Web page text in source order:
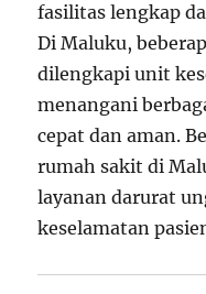
fasilitas lengkap
Di Maluku,
dilengkapi unit
menangani
cepat dan aman.
rumah sakit di
layanan darurat
keselamatan